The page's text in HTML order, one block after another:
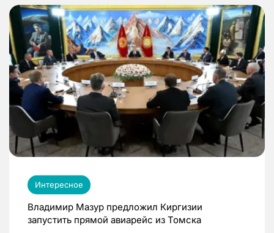
Интересное
Владимир Мазур предложил Киргизии
запустить прямой авиарейс из Томска